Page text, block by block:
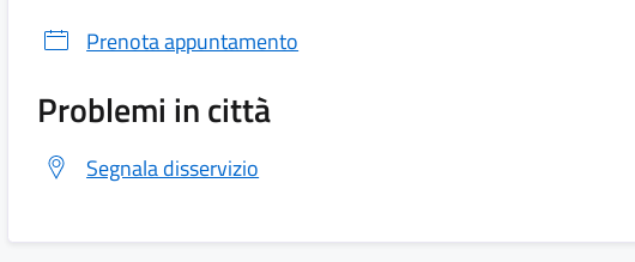
Prenota appuntamento
Problemi in città
Segnala disservizio